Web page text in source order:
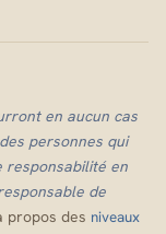
en aucun cas
personnes qui
responsabilité en
de
propos des niveaux